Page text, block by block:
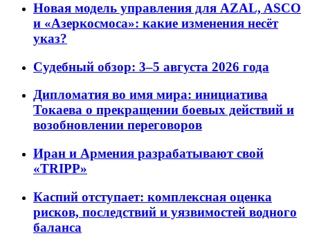
Новая модель управления для AZAL, ASCO
и «Азеркосмоса»: какие изменения несёт
указ?
Судебный обзор: 3–5 августа 2026 года
Дипломатия во имя мира: инициатива
Токаева о прекращении боевых действий и
возобновлении переговоров
Иран и Армения разрабатывают свой
«TRIPP»
Каспий отступает: комплексная оценка
рисков, последствий и уязвимостей водного
баланса